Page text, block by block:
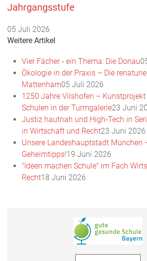
Jahrgangsstufe
05 Juli 2026
Weitere Artikel
Vier Fächer - ein Thema: Die Donau
Ökologie in der Praxis – Die
Mattenham05 Juli 2026
1250 Jahre Vilshofen –
Schulen in der Turmgalerie23 Juni
Justiz hautnah und High-Tech in
in Wirtschaft und Recht23 Juni 2026
Unsere Landeshauptstadt München
Geheimtipps!19 Juni 2026
"Ideen machen Schule" im Fach
Recht18 Juni 2026